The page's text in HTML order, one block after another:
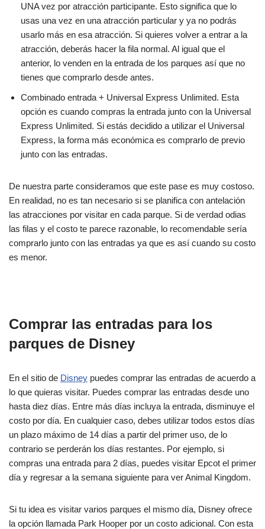
UNA vez por atracción participante. Esto significa que lo
usas una vez en una atracción particular y ya no podrás
usarlo más en esa atracción. Si quieres volver a entrar a la
atracción, deberás hacer la fila normal. Al igual que el
anterior, lo venden en la entrada de los parques así que no
tienes que comprarlo desde antes.
Combinado entrada + Universal Express Unlimited. Esta
opción es cuando compras la entrada junto con la Universal
Express Unlimited. Si estás decidido a utilizar el Universal
Express, la forma más económica es comprarlo de previo
junto con las entradas.
De nuestra parte consideramos que este pase es muy costoso.
En realidad, no es tan necesario si se planifica con antelación
las atracciones por visitar en cada parque. Si de verdad odias
las filas y el costo te parece razonable, lo recomendable sería
comprarlo junto con las entradas ya que es así cuando su costo
es menor.
Comprar las entradas para los
parques de Disney
En el sitio de Disney puedes comprar las entradas de acuerdo a
lo que quieras visitar. Puedes comprar las entradas desde uno
hasta diez días. Entre más días incluya la entrada, disminuye el
costo por día. En cualquier caso, debes utilizar todos estos días
un plazo máximo de 14 días a partir del primer uso, de lo
contrario se perderán los días restantes. Por ejemplo, si
compras una entrada para 2 días, puedes visitar Epcot el primer
día y regresar a la semana siguiente para ver Animal Kingdom.
Si tu idea es visitar varios parques el mismo día, Disney ofrece
la opción llamada Park Hooper por un costo adicional. Con esta